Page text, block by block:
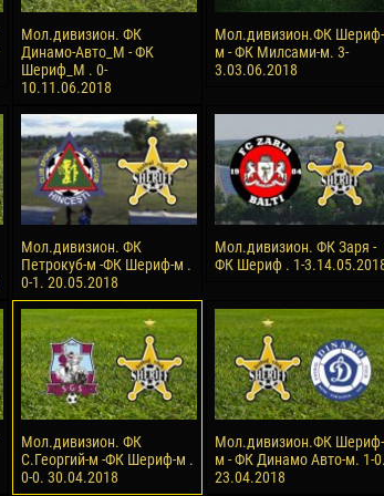
Мол.дивизион. ФК
Динамо-Авто_М - ФК
Шериф_М . 0-
10.11.06.2018
Мол.дивизион.ФК Шериф-
м - ФК Милсами-м. 3-
3.03.06.2018
Мол.дивизион. ФК
Петрокуб-м -ФК Шериф-м .
0-1. 20.05.2018
Мол.дивизион. ФК Заря -
ФК Шериф . 1-
Мол.дивизион. ФК
С.Георгий-м -ФК Шериф-м .
0-0. 30.04.2018
Мол.дивизион.ФК Шериф-
м - ФК Динамо Авто-м. 1-
23.04.2018